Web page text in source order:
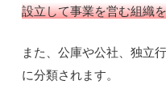
設立して事業を営む組織
また、公庫や公社、独立
に分類されます。